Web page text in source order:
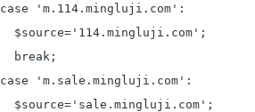
case 'm.114.mingluji.com':
  $source='114.mingluji.com';
  break;
case 'm.sale.mingluji.com':
  $source='sale.mingluji.com';